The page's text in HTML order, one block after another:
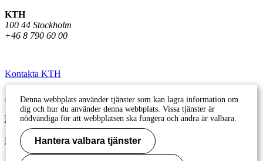
KTH
100 44 Stockholm
+46 8 790 60 00
Kontakta KTH
Jobba på KTH
Press och media
Faktura och betalning KTH
Denna webbplats använder tjänster som kan lagra information om
dig och hur du använder denna webbplats. Vissa tjänster är
nödvändiga för att webbplatsen ska fungera och andra är valbara.
Hantera valbara tjänster